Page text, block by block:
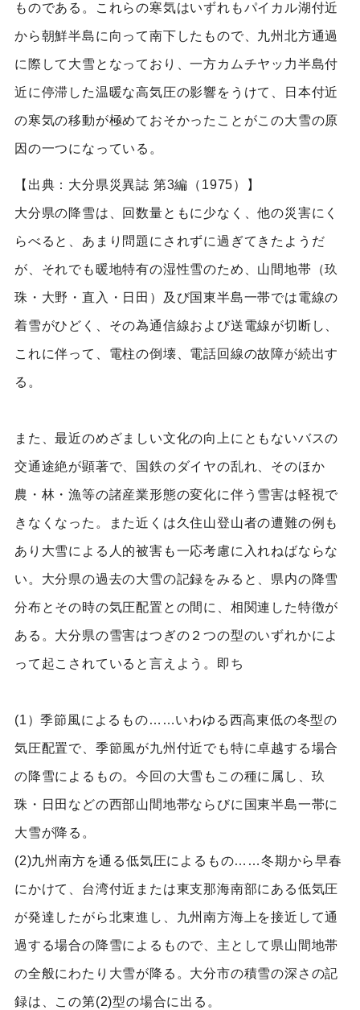
ものである。これらの寒気はいずれもパイカル湖付近
から朝鮮半島に向って南下したもので、九州北方通過
に際して大雪となっており、一方カムチヤッ力半島付
近に停滞した温暖な高気圧の影響をうけて、日本付近
の寒気の移動が極めておそかったことがこの大雪の原
因の一つになっている。
【出典：大分県災異誌 第3編（1975）】
大分県の降雪は、回数量ともに少なく、他の災害にく
らべると、あまり問題にされずに過ぎてきたようだ
が、それでも暖地特有の湿性雪のため、山間地帯（玖
珠・大野・直入・日田）及び国東半島一帯では電線の
着雪がひどく、その為通信線および送電線が切断し、
これに伴って、電柱の倒壊、電話回線の故障が続出す
る。
また、最近のめざましい文化の向上にともないバスの
交通途絶が顕著で、国鉄のダイヤの乱れ、そのほか
農・林・漁等の諸産業形態の変化に伴う雪害は軽視で
きなくなった。また近くは久住山登山者の遭難の例も
あり大雪による人的被害も一応考慮に入れねばならな
い。大分県の過去の大雪の記録をみると、県内の降雪
分布とその時の気圧配置との間に、相関連した特徴が
ある。大分県の雪害はつぎの２つの型のいずれかによ
って起こされていると言えよう。即ち
(1）季節風によるもの……いわゆる西高東低の冬型の
気圧配置で、季節風が九州付近でも特に卓越する場合
の降雪によるもの。今回の大雪もこの種に属し、玖
珠・日田などの西部山間地帯ならびに国東半島一帯に
大雪が降る。
(2)九州南方を通る低気圧によるもの……冬期から早春
にかけて、台湾付近または東支那海南部にある低気圧
が発達したがら北東進し、九州南方海上を接近して通
過する場合の降雪によるもので、主として県山間地帯
の全般にわたり大雪が降る。大分市の積雪の深さの記
録は、この第(2)型の場合に出る。